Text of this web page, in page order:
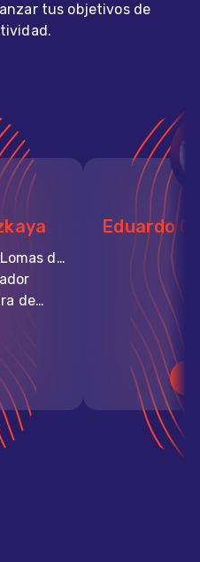
tus objetivos de
Universidad Nacional de Lomas de Zamora (UNLZ - Argentina)
de
Eduardo